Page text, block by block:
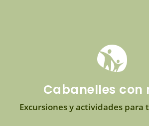
Cabanelles con
Excursiones y actividades para